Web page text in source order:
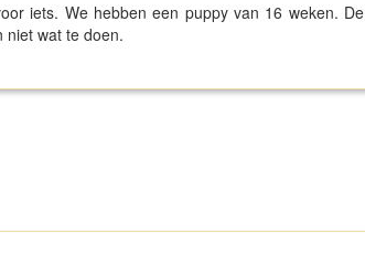
iets. We hebben een puppy van 16 weken. De
niet wat te doen.